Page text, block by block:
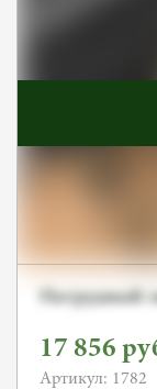
Нагрудный
17 856
Артикул: 1782